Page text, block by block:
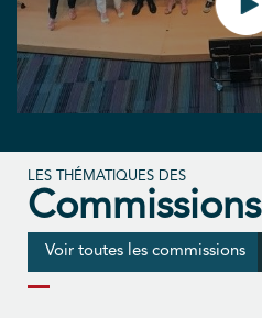
LES THÉMATIQUES DES
Commissions
Voir toutes les commissions